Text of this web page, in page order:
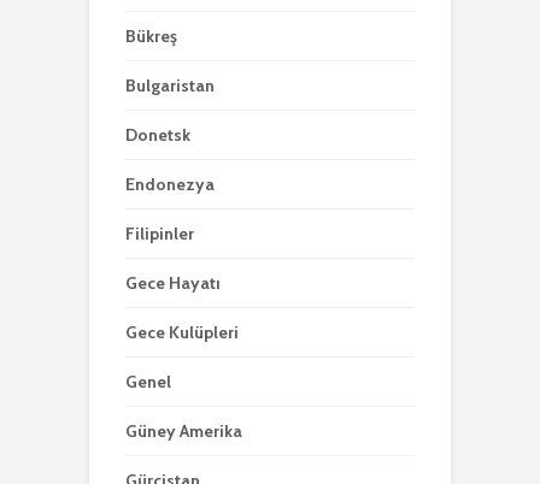
Bükreş
Bulgaristan
Donetsk
Endonezya
Filipinler
Gece Hayatı
Gece Kulüpleri
Genel
Güney Amerika